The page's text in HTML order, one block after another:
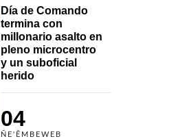
Día de Comando
termina con
millonario asalto en
pleno microcentro
y un suboficial
herido
04
ÑE'ẼMBEWEB